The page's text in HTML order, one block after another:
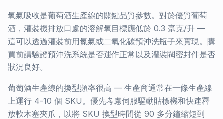
氧氣吸收是葡萄酒生產線的關鍵品質參數。對於優質葡萄
酒，灌裝機排放口處的溶解氧目標應低於 0.3 毫克/升 —
這可以透過灌裝前用氮氣或二氧化碳預沖洗瓶子來實現。購
買前請驗證預沖洗系統是否運作正常以及灌裝閥密封件是否
狀況良好。
葡萄酒生產線的換型頻率很高 — 生產商通常在一條生產線
上運行 4-10 個 SKU。優先考慮伺服驅動貼標機和快速釋
放軟木塞夾爪，以將 SKU 換型時間從 90 多分鐘縮短到